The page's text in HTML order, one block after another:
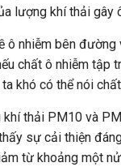
lượng khí thải gây
ô nhiễm bên
chất ô nhiễm tập
khó có thể nói
thải PM10 và
sự cải thiện
từ khoảng một